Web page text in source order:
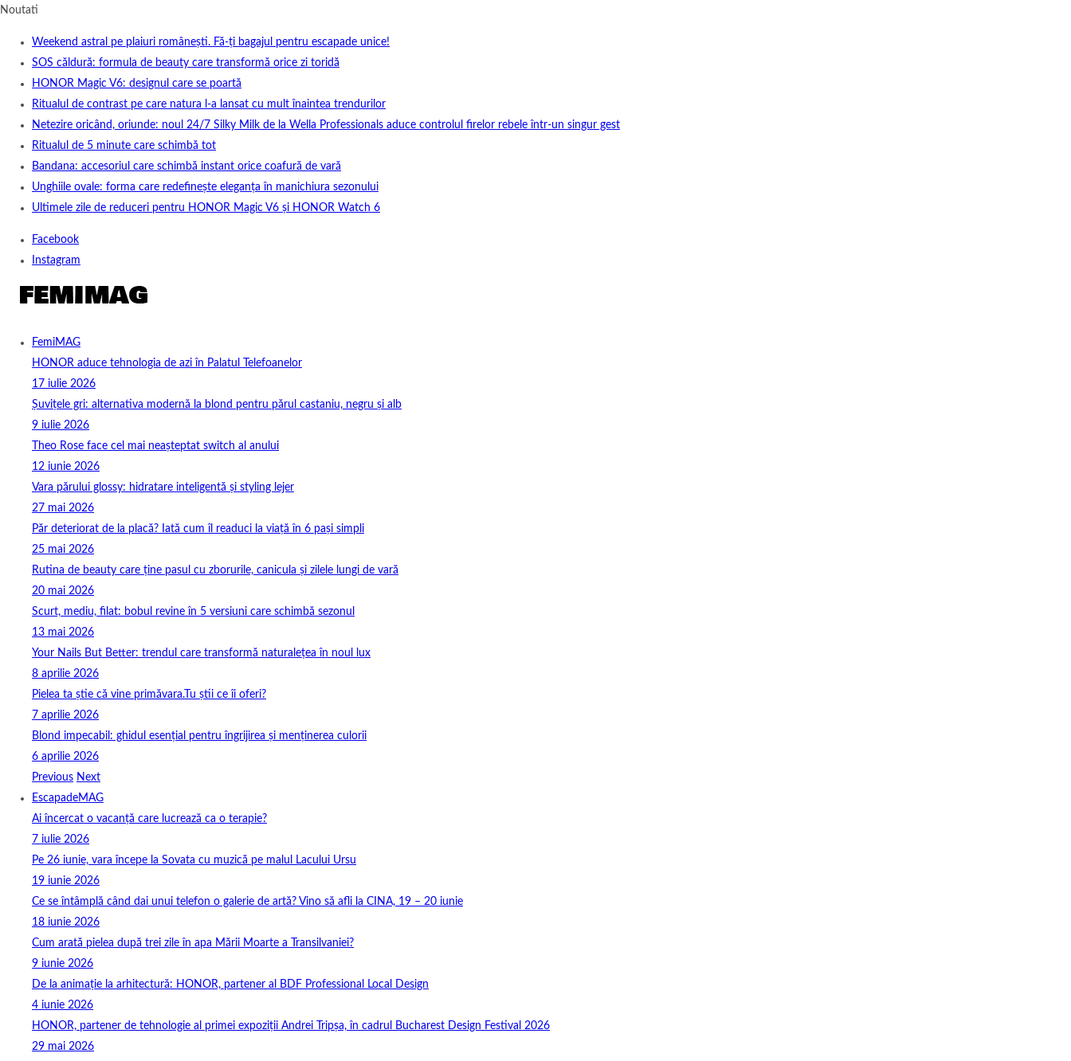
Noutati
Weekend astral pe plaiuri românești. Fă-ți bagajul pentru escapade unice!
SOS căldură: formula de beauty care transformă orice zi toridă
HONOR Magic V6: designul care se poartă
Ritualul de contrast pe care natura l-a lansat cu mult înaintea trendurilor
Netezire oricând, oriunde: noul 24/7 Silky Milk de la Wella Professionals aduce controlul firelor rebele într-un singur gest
Ritualul de 5 minute care schimbă tot
Bandana: accesoriul care schimbă instant orice coafură de vară
Unghiile ovale: forma care redefinește eleganța în manichiura sezonului
Ultimele zile de reduceri pentru HONOR Magic V6 și HONOR Watch 6
Facebook
Instagram
FemiMAG
HONOR aduce tehnologia de azi în Palatul Telefoanelor
17 iulie 2026
Șuvițele gri: alternativa modernă la blond pentru părul castaniu, negru și alb
9 iulie 2026
Theo Rose face cel mai neașteptat switch al anului
12 iunie 2026
Vara părului glossy: hidratare inteligentă și styling lejer
27 mai 2026
Păr deteriorat de la placă? Iată cum îl readuci la viață în 6 pași simpli
25 mai 2026
Rutina de beauty care ține pasul cu zborurile, canicula și zilele lungi de vară
20 mai 2026
Scurt, mediu, filat: bobul revine în 5 versiuni care schimbă sezonul
13 mai 2026
Your Nails But Better: trendul care transformă naturalețea în noul lux
8 aprilie 2026
Pielea ta știe că vine primăvara.Tu știi ce îi oferi?
7 aprilie 2026
Blond impecabil: ghidul esențial pentru îngrijirea și menținerea culorii
6 aprilie 2026
Previous Next
EscapadeMAG
Ai încercat o vacanță care lucrează ca o terapie?
7 iulie 2026
Pe 26 iunie, vara începe la Sovata cu muzică pe malul Lacului Ursu
19 iunie 2026
Ce se întâmplă când dai unui telefon o galerie de artă? Vino să afli la CINA, 19 – 20 iunie
18 iunie 2026
Cum arată pielea după trei zile în apa Mării Moarte a Transilvaniei?
9 iunie 2026
De la animație la arhitectură: HONOR, partener al BDF Professional Local Design
4 iunie 2026
HONOR, partener de tehnologie al primei expoziții Andrei Tripșa, în cadrul Bucharest Design Festival 2026
29 mai 2026